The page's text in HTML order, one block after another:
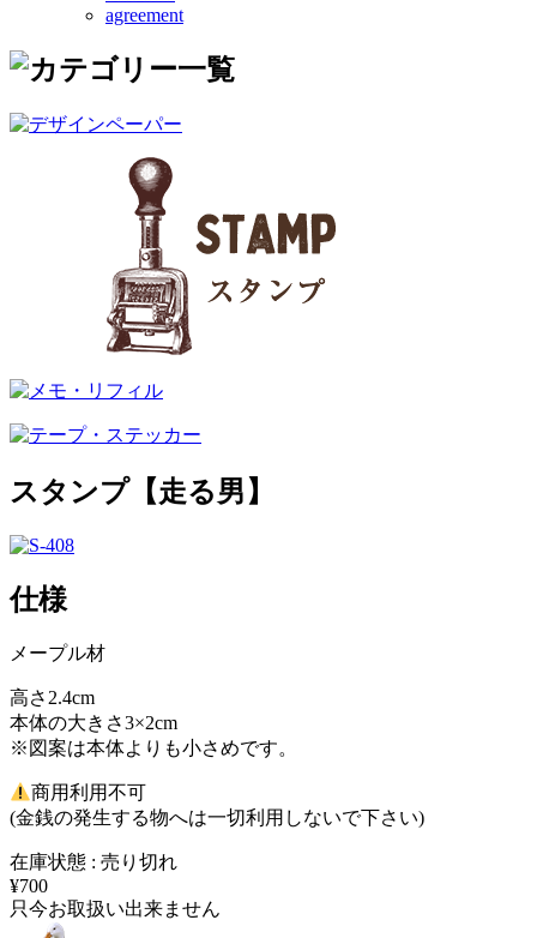
agreement
スタンプ【走る男】
仕様
メープル材
高さ2.4cm
本体の大きさ3×2cm
※図案は本体よりも小さめです。
商用利用不可
(金銭の発生する物へは一切利用しないで下さい)
在庫状態 : 売り切れ
¥700
只今お取扱い出来ません